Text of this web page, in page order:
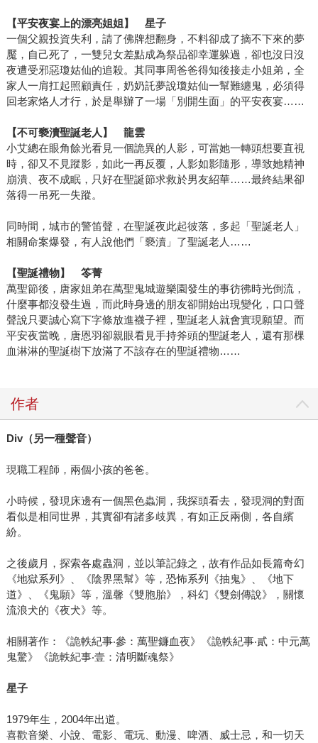
【平安夜宴上的漂亮姐姐】 星子
一個父親投資失利，請了佛牌想翻身，不料卻成了摘不下來的夢
魘，自己死了，一雙兒女差點成為祭品卻幸運躲過，卻也沒日沒
夜遭受邪惡瓊姑仙的追殺。其同事周爸爸得知後接走小姐弟，全
家人一肩扛起照顧責任，奶奶託夢說瓊姑仙一幫難纏鬼，必須得
回老家烙人才行，於是舉辦了一場「別開生面」的平安夜宴……
【不可褻瀆聖誕老人】 龍雲
小艾總在眼角餘光看見一個詭異的人影，可當她一轉頭想要直視
時，卻又不見蹤影，如此一再反覆，人影如影隨形，導致她精神
崩潰、夜不成眠，只好在聖誕節求救於男友紹華……最終結果卻
落得一吊死一失蹤。
同時間，城市的警笛聲，在聖誕夜此起彼落，多起「聖誕老人」
相關命案爆發，有人說他們「褻瀆」了聖誕老人……
【聖誕禮物】 笭菁
萬聖節後，唐家姐弟在萬聖鬼城遊樂園發生的事彷彿時光倒流，
什麼事都沒發生過，而此時身邊的朋友卻開始出現變化，口口聲
聲說只要誠心寫下字條放進襪子裡，聖誕老人就會實現願望。而
平安夜當晚，唐恩羽卻親眼看見手持斧頭的聖誕老人，還有那棵
血淋淋的聖誕樹下放滿了不該存在的聖誕禮物……
作者
Div（另一種聲音）
現職工程師，兩個小孩的爸爸。
小時候，發現床邊有一個黑色蟲洞，我探頭看去，發現洞的對面
看似是相同世界，其實卻有諸多歧異，有如正反兩側，各自繽
紛。
之後歲月，探索各處蟲洞，並以筆記錄之，故有作品如長篇奇幻
《地獄系列》、《陰界黑幫》等，恐怖系列《抽鬼》、《地下
道》、《鬼願》等，溫馨《雙胞胎》，科幻《雙劍傳說》，關懷
流浪犬的《夜犬》等。
相關著作：《詭軼紀事‧參：萬聖鐮血夜》《詭軼紀事‧貳：中元萬
鬼驚》《詭軼紀事‧壹：清明斷魂祭》
星子
1979年生，2004年出道。
喜歡音樂、小說、電影、電玩、動漫、啤酒、威士忌，和一切天